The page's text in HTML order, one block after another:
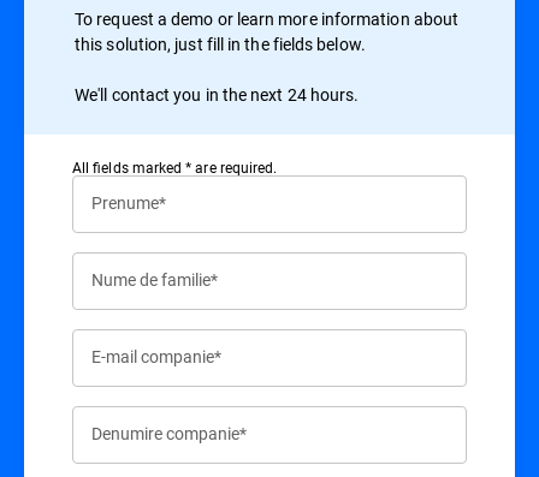
To request a demo or learn more information about
this solution, just fill in the fields below.
We'll contact you in the next 24 hours.
All ﬁelds marked * are required.
Prenume*
Nume de familie*
E-mail companie*
Denumire companie*